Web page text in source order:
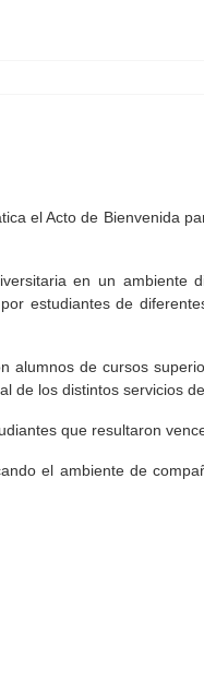
el Acto de Bienvenida
en un ambiente
estudiantes de
de cursos
de los distintos servicios
que resultaron
el ambiente de